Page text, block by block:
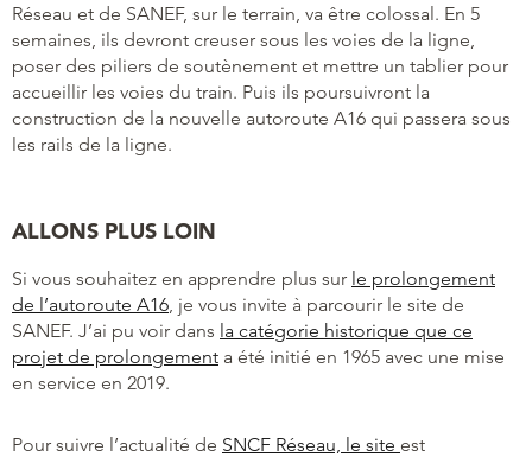
Réseau et de SANEF, sur le terrain, va être colossal. En 5
semaines, ils devront creuser sous les voies de la ligne,
poser des piliers de soutènement et mettre un tablier pour
accueillir les voies du train. Puis ils poursuivront la
construction de la nouvelle autoroute A16 qui passera sous
les rails de la ligne.
ALLONS PLUS LOIN
Si vous souhaitez en apprendre plus sur le prolongement
de l’autoroute A16 , je vous invite à parcourir le site de
SANEF. J’ai pu voir dans la catégorie historique que ce
projet de prolongement a été initié en 1965 avec une mise
en service en 2019.
Pour suivre l’actualité de SNCF Réseau, le site est